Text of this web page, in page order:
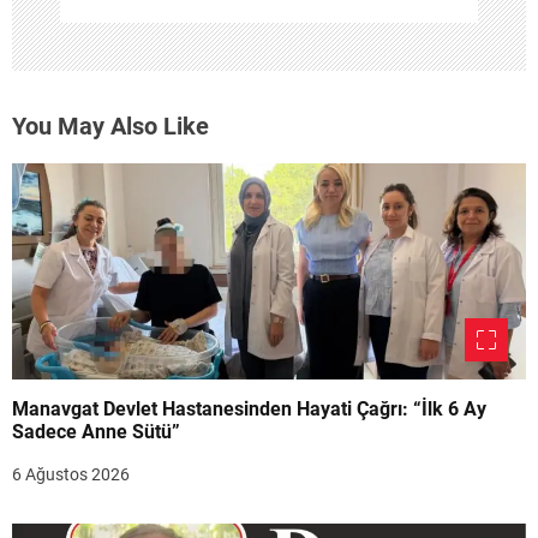
You May Also Like
Manavgat Devlet Hastanesinden Hayati Çağrı: “İlk 6 Ay
Sadece Anne Sütü”
6 Ağustos 2026